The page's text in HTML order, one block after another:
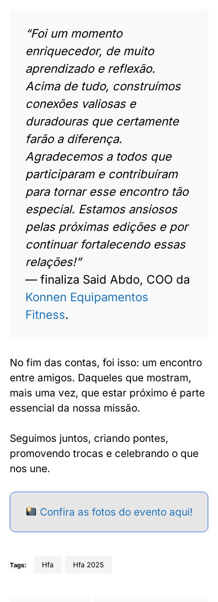
“Foi um momento
enriquecedor, de muito
aprendizado e reflexão.
Acima de tudo, construímos
conexões valiosas e
duradouras que certamente
farão a diferença.
Agradecemos a todos que
participaram e contribuíram
para tornar esse encontro tão
especial. Estamos ansiosos
pelas próximas edições e por
continuar fortalecendo essas
relações!”
— finaliza Said Abdo, COO da
Konnen Equipamentos
Fitness.
No fim das contas, foi isso: um encontro
entre amigos. Daqueles que mostram,
mais uma vez, que estar próximo é parte
essencial da nossa missão.
Seguimos juntos, criando pontes,
promovendo trocas e celebrando o que
nos une.
Confira as fotos do evento aqui!
Tags: hfa hfa 2025